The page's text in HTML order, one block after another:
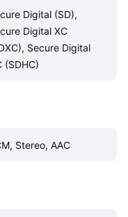
Digital (SD),
Digital XC
Secure Digital
(SDHC)
Stereo, AAC